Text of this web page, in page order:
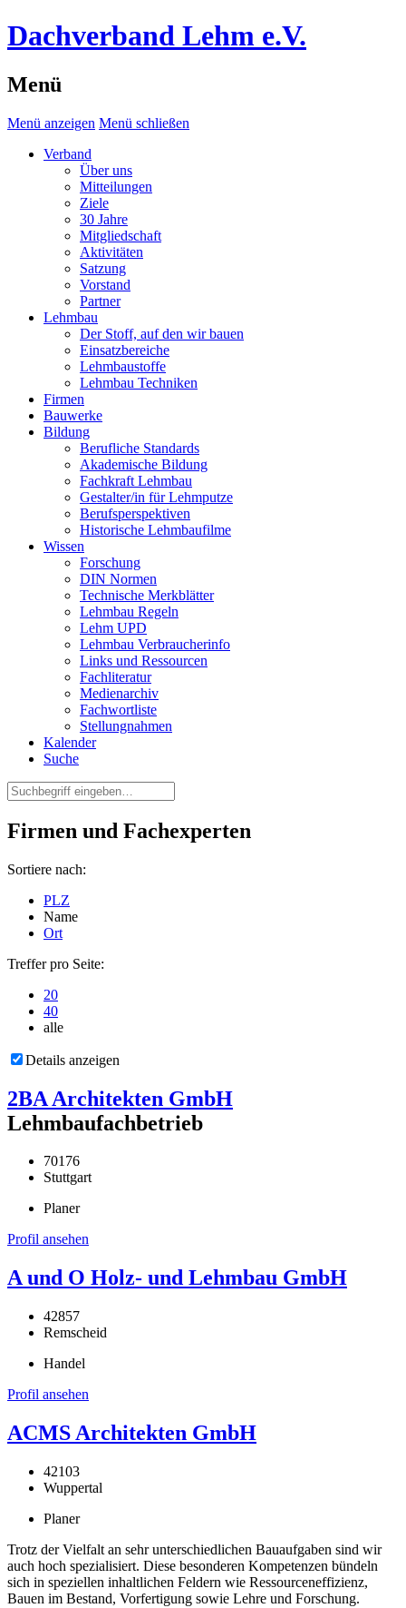
Dachverband Lehm e.V.
Menü
Menü anzeigen Menü schließen
Verband
Über uns
Mitteilungen
Ziele
30 Jahre
Mitgliedschaft
Aktivitäten
Satzung
Vorstand
Partner
Lehmbau
Der Stoff, auf den wir bauen
Einsatzbereiche
Lehmbaustoffe
Lehmbau Techniken
Firmen
Bauwerke
Bildung
Berufliche Standards
Akademische Bildung
Fachkraft Lehmbau
Gestalter/in für Lehmputze
Berufsperspektiven
Historische Lehmbaufilme
Wissen
Forschung
DIN Normen
Technische Merkblätter
Lehmbau Regeln
Lehm UPD
Lehmbau Verbraucherinfo
Links und Ressourcen
Fachliteratur
Medienarchiv
Fachwortliste
Stellungnahmen
Kalender
Suche
Firmen und Fachexperten
Sortiere nach:
PLZ
Name
Ort
Treffer pro Seite:
20
40
alle
Details anzeigen
2BA Architekten GmbH
Lehmbaufachbetrieb
70176
Stuttgart
Planer
Profil ansehen
A und O Holz- und Lehmbau GmbH
42857
Remscheid
Handel
Profil ansehen
ACMS Architekten GmbH
42103
Wuppertal
Planer
Trotz der Vielfalt an sehr unterschiedlichen Bauaufgaben sind wir
auch hoch spezialisiert. Diese besonderen Kompetenzen bündeln
sich in speziellen inhaltlichen Feldern wie Ressourceneffizienz,
Bauen im Bestand, Vorfertigung sowie Lehre und Forschung.